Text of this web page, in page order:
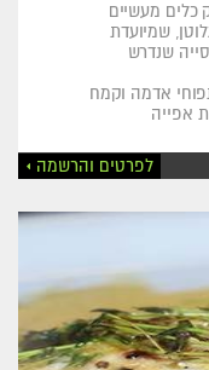
כלים מעשיים
שמיועדת
שנדרש
אדמה וקמח
אפייה
לפרטים והרשמה